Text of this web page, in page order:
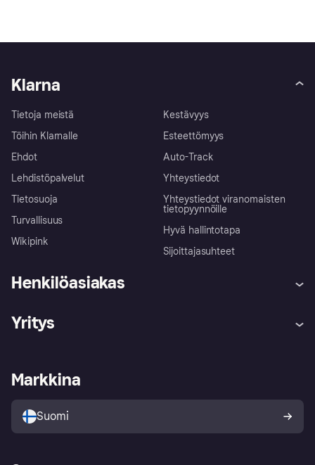
Klarna
Tietoja meistä
Töihin Klarnalle
Ehdot
Lehdistöpalvelut
Tietosuoja
Turvallisuus
Wikipink
Kestävyys
Esteettömyys
Auto-Track
Yhteystiedot
Yhteystiedot viranomaisten
tietopyynnöille
Hyvä hallintotapa
Sijoittajasuhteet
Henkilöasiakas
Ohje
Kirjaudu sisään
Tutustu kauppoihin
Ostajan turva
Yritys
Kirjaudu sisään yrityksenä
Markkina
Suomi